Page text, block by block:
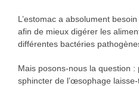
L’estomac a absolument
afin de mieux digérer les
différentes bactéries
Mais posons-nous la question :
sphincter de l’œsophage